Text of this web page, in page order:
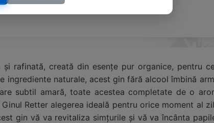
rafinată, creată din esențe pur organice, pentru
naturale, acest gin fără alcool îmbină
subtil amară, toate acestea completate de o
Retter alegerea ideală pentru orice moment al
gin vă va revitaliza simțurile și vă va încânta